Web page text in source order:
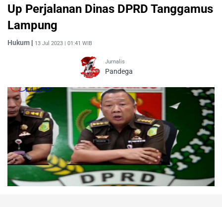
Up Perjalanan Dinas DPRD Tanggamus
Lampung
Hukum | 13 Jul 2023 | 01:41 WIB
Jurnalis
Pandega